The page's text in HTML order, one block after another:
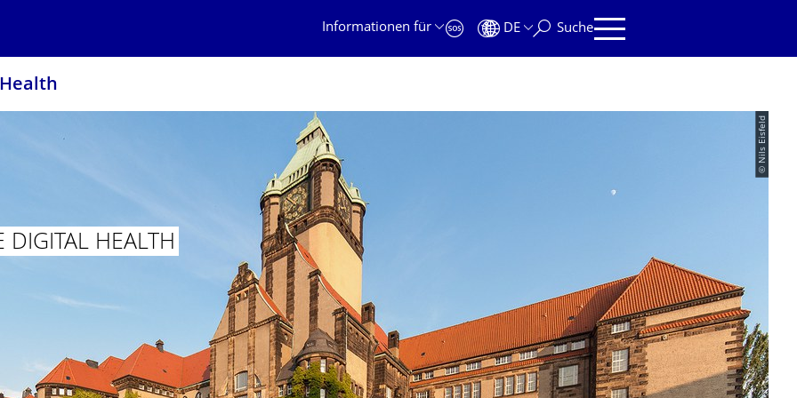
Informationen für
DE Suche
© Nils Eisfeld
DIGITAL HEALTH